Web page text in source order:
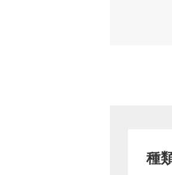
種